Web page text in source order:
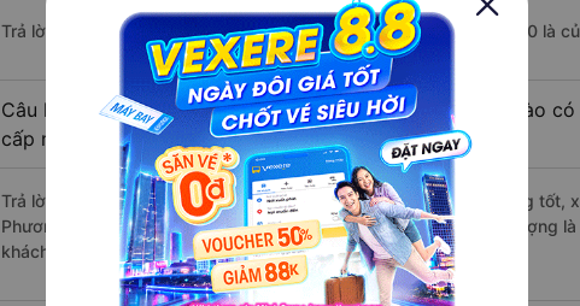
Trả lời: Chuyến xe có giờ xuất phát trễ (muộn) nhất là vào lúc 15:30 là
Câu hỏi: Review xe đi Phnom Penh từ Quận 3 - Sài Gòn nào
cấp nhất?
Trả lời: Những hãng xe đi Quận 3 - Sài Gòn Phnom Penh chất lượng tốt,
Phương Heng đi Phnom Penh từ Quận 3 - Sài Gòn với điểm chất lượng
khách hàng).